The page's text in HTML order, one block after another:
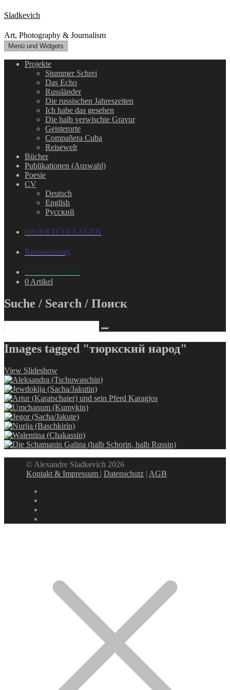
Zum
Inhalt
springen
Sladkevich
Art, Photography & Journalism
Menü und Widgets
Projekte
Stummer Schrei
Das Echo
Russländer
Die russischen Jahreszeiten
Ich habe das gesehen
Die halb verwischte Gravur
Geisterorte
Compañera Cuba
Reisewelt
Bücher
Publikationen (Auswahl)
Poesie
CV
Deutsch
English
Русский
OBJEKTCOLLAGEN
Restaurierung
ONLINE-SHOP
0 Artikel
Suche / Search / Поиск
Images tagged "тюркский народ"
View Slideshow
© Alexandre Sladkevich 2026
Kontakt & Impressum |Datenschutz | AGB